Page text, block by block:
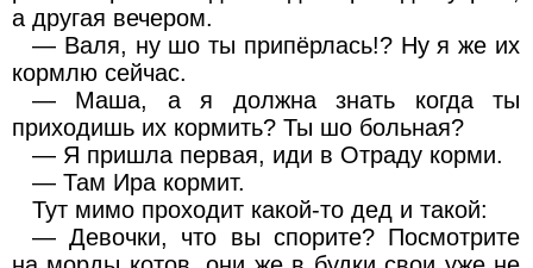
а другая вечером.
— Валя, ну шо ты припёрлась!? Ну я же их
кормлю сейчас.
— Маша, а я должна знать когда ты
приходишь их кормить? Ты шо больная?
— Я пришла первая, иди в Отраду корми.
— Там Ира кормит.
Тут мимо проходит какой-то дед и такой:
— Девочки, что вы спорите? Посмотрите